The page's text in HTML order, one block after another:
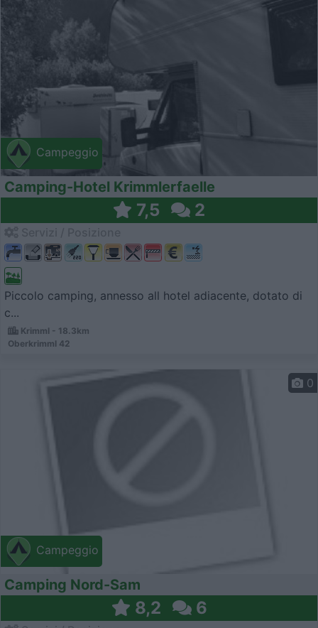
Campeggio
Camping-Hotel Krimmlerfaelle
7,5 2
Piccolo camping, annesso all hotel adiacente, dotato di
c...
Krimml - 18.3km
Oberkrimml 42
Campeggio
0
Camping Nord-Sam
8,2 6